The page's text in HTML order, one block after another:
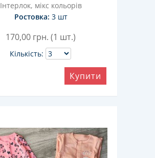
Інтерлок, мікс кольорів
Ростовка: 3 шт
170,00 грн. (1 шт.)
Кількість:
Купити